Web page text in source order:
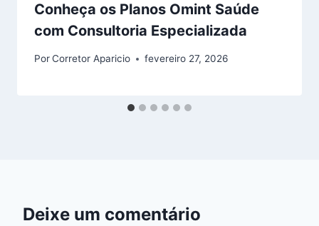
Conheça os Planos Omint Saúde
com Consultoria Especializada
PorCorretor Aparicio fevereiro 27, 2026
Deixe um comentário